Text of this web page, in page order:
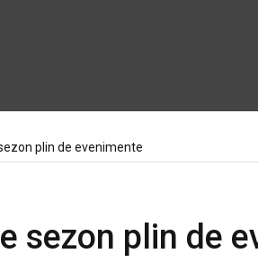
plin de evenimente
sezon plin de